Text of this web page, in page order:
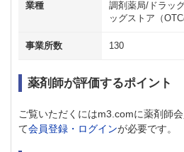
業種
調剤薬局/ドラッ
ッグストア（OTC
事業所数 130
薬剤師が評価するポイント
ご覧いただくにはm3.comに薬剤師
て会員登録・ログインが必要です。